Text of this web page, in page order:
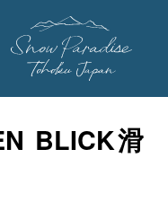
BLICK滑